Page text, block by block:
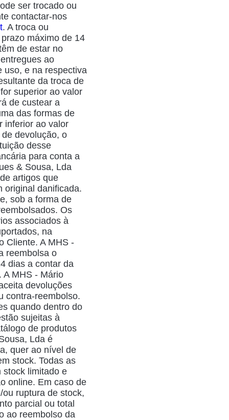
€0.00
EUR, €
European Euro
ser trocado ou
contactar-nos
. A troca ou
máximo de 14
de estar no
ao
uso, e na respectiva
da troca de
superior ao valor
de custear a
das formas de
inferior ao valor
devolução, o
desse
para conta a
& Sousa, Lda
artigos que
original danificada.
sob a forma de
Os
associados à
na
Cliente. A MHS -
reembolsa o
dias a contar da
A MHS - Mário
devoluções
contra-reembolso.
quando dentro do
sujeitas à
de produtos
Lda é
quer ao nível de
stock. Todas as
stock limitado e
online. Em caso de
ruptura de stock,
parcial ou total
ao reembolso da